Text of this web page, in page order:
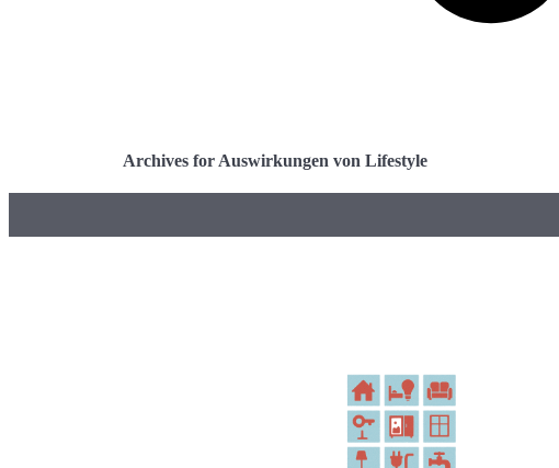
Archives for Auswirkungen von Lifestyle